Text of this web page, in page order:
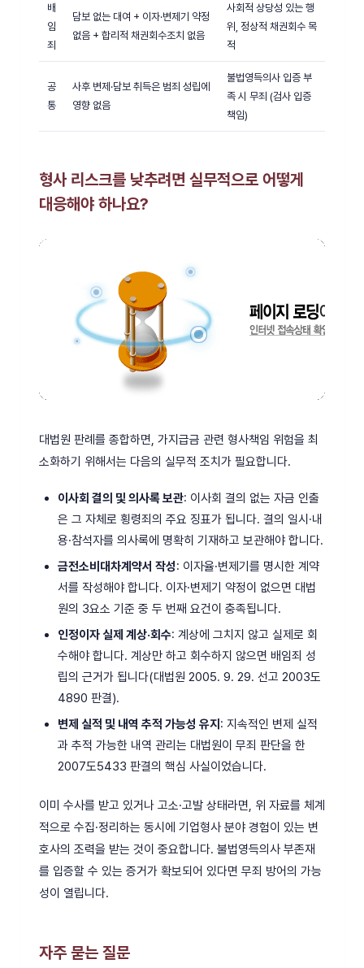
배
임
죄
담보 없는 대여 + 이자·변제기 약정
없음 + 합리적 채권회수조치 없음
사회적 상당성 있는 행
위, 정상적 채권회수 목
적
공
통
사후 변제·담보 취득은 범죄 성립에
영향 없음
불법영득의사 입증 부
족 시 무죄 (검사 입증
책임)
형사 리스크를 낮추려면 실무적으로 어떻게
대응해야 하나요?
대법원 판례를 종합하면, 가지급금 관련 형사책임 위험을 최
소화하기 위해서는 다음의 실무적 조치가 필요합니다.
이사회 결의 및 의사록 보관: 이사회 결의 없는 자금 인출
은 그 자체로 횡령죄의 주요 징표가 됩니다. 결의 일시·내
용·참석자를 의사록에 명확히 기재하고 보관해야 합니다.
금전소비대차계약서 작성: 이자율·변제기를 명시한 계약
서를 작성해야 합니다. 이자·변제기 약정이 없으면 대법
원의 3요소 기준 중 두 번째 요건이 충족됩니다.
인정이자 실제 계상·회수: 계상에 그치지 않고 실제로 회
수해야 합니다. 계상만 하고 회수하지 않으면 배임죄 성
립의 근거가 됩니다(대법원 2005. 9. 29. 선고 2003도
4890 판결).
변제 실적 및 내역 추적 가능성 유지 : 지속적인 변제 실적
과 추적 가능한 내역 관리는 대법원이 무죄 판단을 한
2007도5433 판결의 핵심 사실이었습니다.
이미 수사를 받고 있거나 고소·고발 상태라면, 위 자료를 체계
적으로 수집·정리하는 동시에 기업형사 분야 경험이 있는 변
호사의 조력을 받는 것이 중요합니다. 불법영득의사 부존재
를 입증할 수 있는 증거가 확보되어 있다면 무죄 방어의 가능
성이 열립니다.
자주 묻는 질문